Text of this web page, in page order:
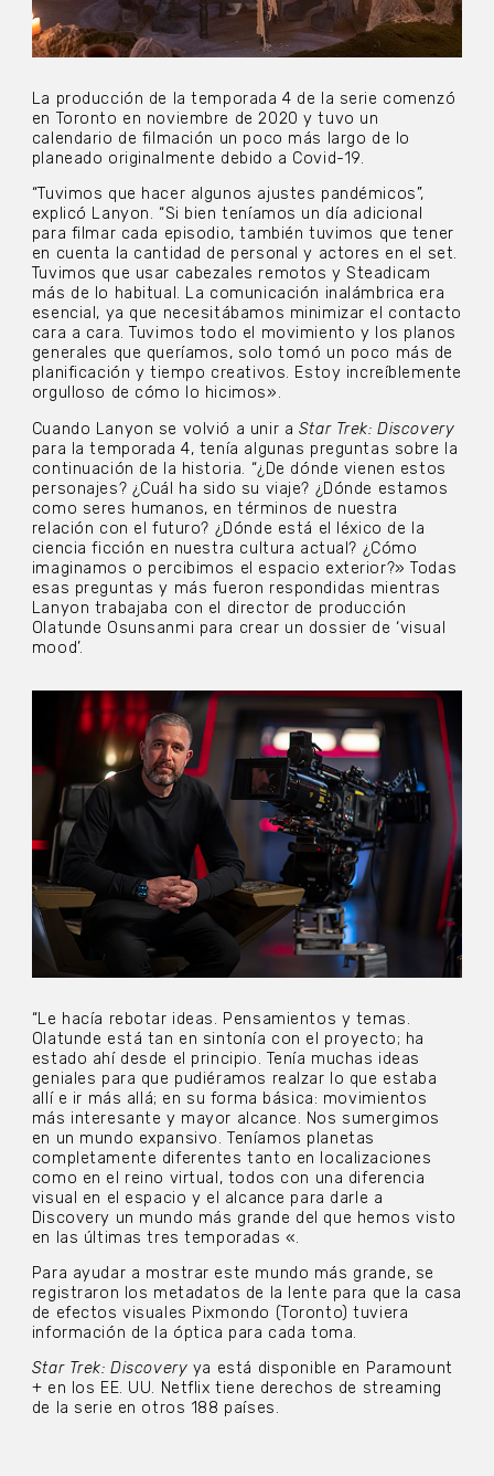
La producción de la temporada 4 de la serie comenzó
en Toronto en noviembre de 2020 y tuvo un
calendario de filmación un poco más largo de lo
planeado originalmente debido a Covid-19.
“Tuvimos que hacer algunos ajustes pandémicos”,
explicó Lanyon. “Si bien teníamos un día adicional
para filmar cada episodio, también tuvimos que tener
en cuenta la cantidad de personal y actores en el set.
Tuvimos que usar cabezales remotos y Steadicam
más de lo habitual. La comunicación inalámbrica era
esencial, ya que necesitábamos minimizar el contacto
cara a cara. Tuvimos todo el movimiento y los planos
generales que queríamos, solo tomó un poco más de
planificación y tiempo creativos. Estoy increíblemente
orgulloso de cómo lo hicimos».
Cuando Lanyon se volvió a unir a Star Trek: Discovery
para la temporada 4, tenía algunas preguntas sobre la
continuación de la historia. “¿De dónde vienen estos
personajes? ¿Cuál ha sido su viaje? ¿Dónde estamos
como seres humanos, en términos de nuestra
relación con el futuro? ¿Dónde está el léxico de la
ciencia ficción en nuestra cultura actual? ¿Cómo
imaginamos o percibimos el espacio exterior?» Todas
esas preguntas y más fueron respondidas mientras
Lanyon trabajaba con el director de producción
Olatunde Osunsanmi para crear un dossier de ‘visual
mood’.
“Le hacía rebotar ideas. Pensamientos y temas.
Olatunde está tan en sintonía con el proyecto; ha
estado ahí desde el principio. Tenía muchas ideas
geniales para que pudiéramos realzar lo que estaba
allí e ir más allá; en su forma básica: movimientos
más interesante y mayor alcance. Nos sumergimos
en un mundo expansivo. Teníamos planetas
completamente diferentes tanto en localizaciones
como en el reino virtual, todos con una diferencia
visual en el espacio y el alcance para darle a
Discovery un mundo más grande del que hemos visto
en las últimas tres temporadas «.
Para ayudar a mostrar este mundo más grande, se
registraron los metadatos de la lente para que la casa
de efectos visuales Pixmondo (Toronto) tuviera
información de la óptica para cada toma.
Star Trek: Discovery ya está disponible en Paramount
+ en los EE. UU. Netflix tiene derechos de streaming
de la serie en otros 188 países.